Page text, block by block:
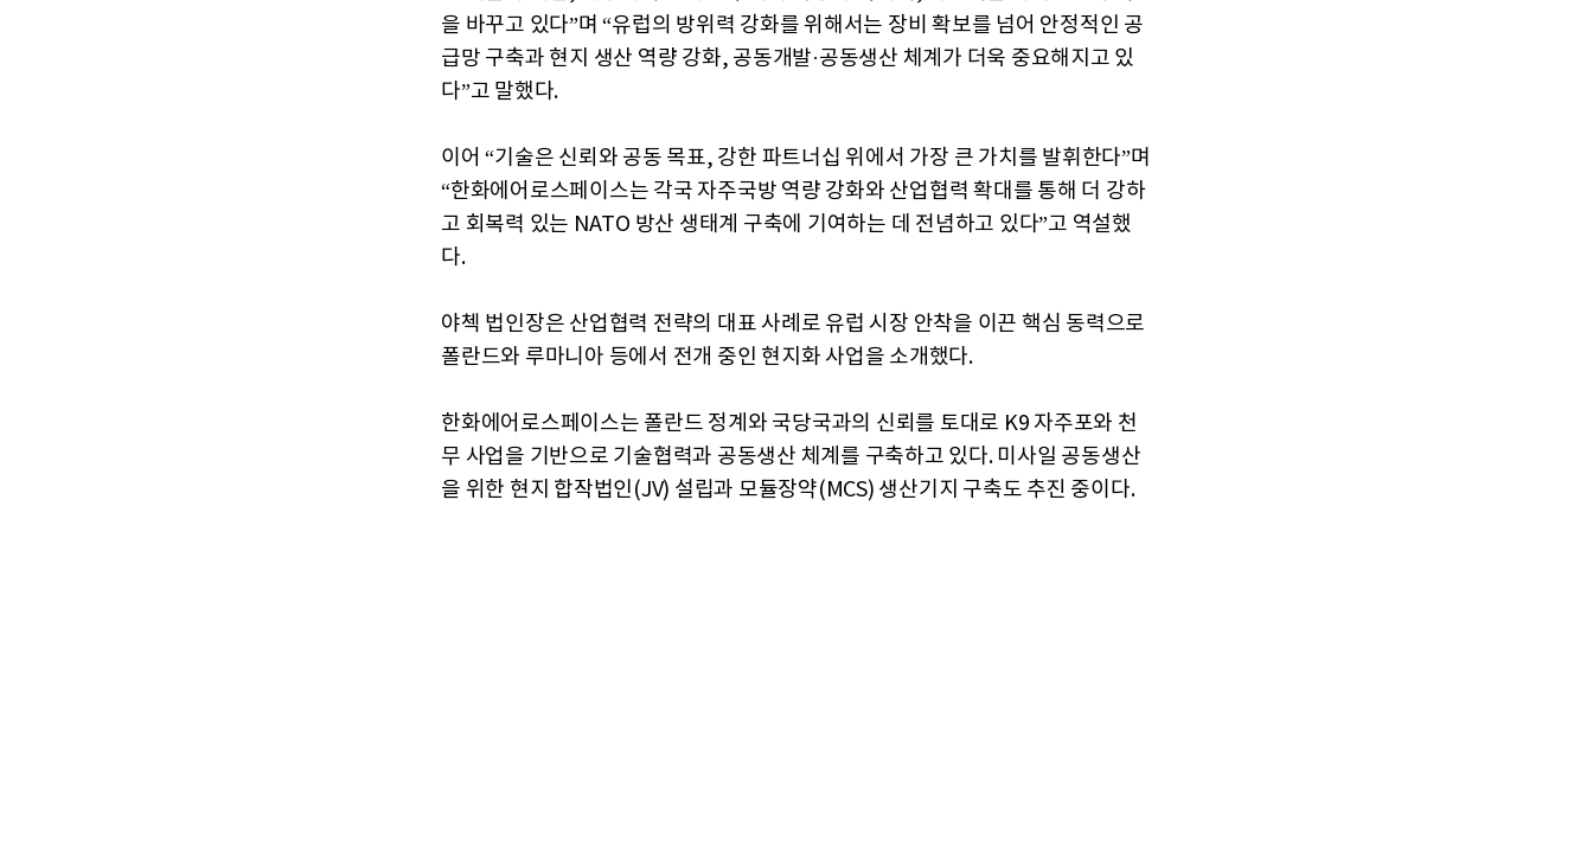
을 바꾸고 있다”며 “유럽의 방위력 강화를 위해서는 장비 확보를 넘어 안정적인 공
급망 구축과 현지 생산 역량 강화, 공동개발·공동생산 체계가 더욱 중요해지고 있
다”고 말했다.
이어 “기술은 신뢰와 공동 목표, 강한 파트너십 위에서 가장 큰 가치를 발휘한다”며
“한화에어로스페이스는 각국 자주국방 역량 강화와 산업협력 확대를 통해 더 강하
고 회복력 있는 NATO 방산 생태계 구축에 기여하는 데 전념하고 있다”고 역설했
다.
야첵 법인장은 산업협력 전략의 대표 사례로 유럽 시장 안착을 이끈 핵심 동력으로
폴란드와 루마니아 등에서 전개 중인 현지화 사업을 소개했다.
한화에어로스페이스는 폴란드 정계와 국당국과의 신뢰를 토대로 K9 자주포와 천
무 사업을 기반으로 기술협력과 공동생산 체계를 구축하고 있다. 미사일 공동생산
을 위한 현지 합작법인(JV) 설립과 모듈장약(MCS) 생산기지 구축도 추진 중이다.